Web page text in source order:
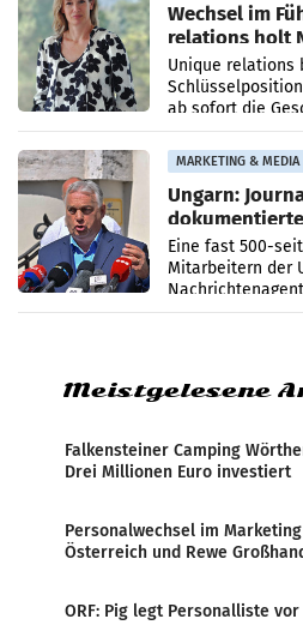
Wechsel im
relations holt
Unique relations
ab sofort die
PR-Agentur an
Anna Kalina-
MARKETING & MEDIA
Ungarn:
Zensur
Eine fast 500-
Mitarbeitern der
systematische
Meistgelesene
Falkensteiner Camping
Drei Millionen Euro investiert
Personalwechsel im
Österreich und Rewe
ORF: Pig legt Personalliste vor